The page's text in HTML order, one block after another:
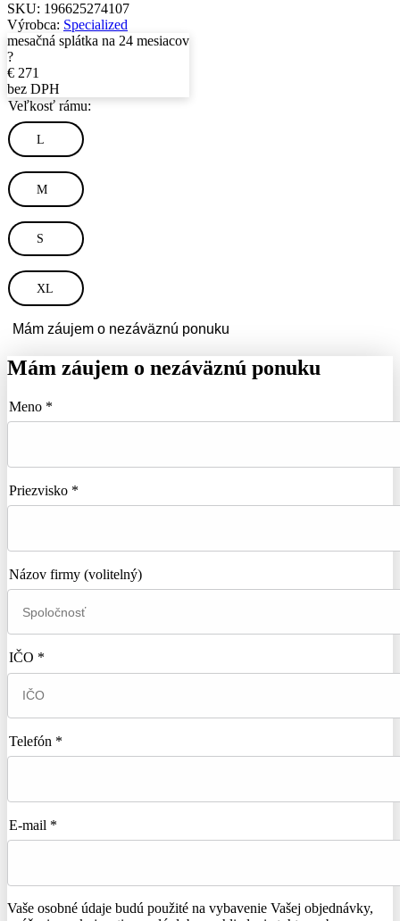
SKU: 196625274107
Výrobca: Specialized
mesačná splátka na 24 mesiacov
?
€ 271
bez DPH
Veľkosť rámu:
L
M
S
XL
Mám záujem o nezáväznú ponuku
Mám záujem o nezáväznú ponuku
Meno *
Priezvisko *
Názov firmy (volitelný)
IČO *
Telefón *
E-mail *
Vaše osobné údaje budú použité na vybavenie Vašej objednávky,